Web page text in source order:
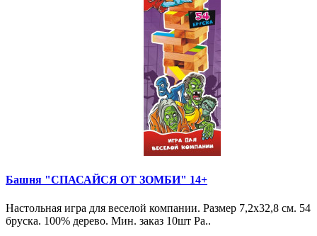
Башня "СПАСАЙСЯ ОТ ЗОМБИ" 14+
Настольная игра для веселой компании. Размер 7,2х32,8 см. 54
бруска. 100% дерево. Мин. заказ 10шт Ра..